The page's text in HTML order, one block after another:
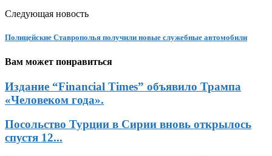
Следующая новость
Полицейские Ставрополья получили новые служебные автомобили
Вам может понравиться
Издание “Financial Times” объявило Трампа
«Человеком года».
Посольство Турции в Сирии вновь открылось
спустя 12...